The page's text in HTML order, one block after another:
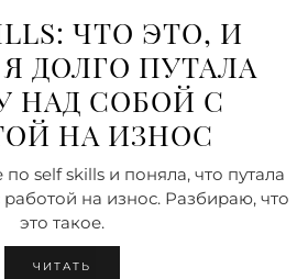
ЧТО ЭТО, И
ДОЛГО ПУТАЛА
НАД СОБОЙ С
НА ИЗНОС
self skills и поняла, что путала
на износ. Разбираю, что
это такое.
ЧИТАТЬ